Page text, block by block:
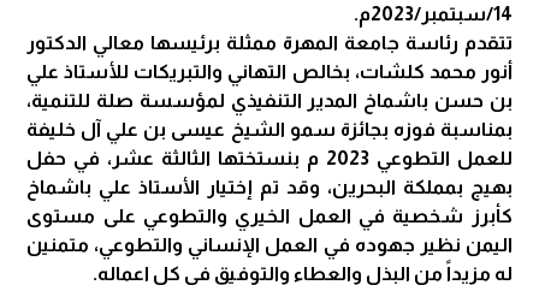
14/سبتمبر/2023م.
تتقدم رئاسة جامعة المهرة ممثلة برئيسها معالي الدكتور
أنور محمد كلشات، بخالص التهاني والتبريكات للأستاذ علي
بن حسن باشماخ المدير التنفيذي لمؤسسة صلة للتنمية،
بمناسبة فوزه بجائزة سمو الشيخ عيسى بن علي آل خليفة
للعمل التطوعي 2023 م بنستختها الثالثة عشر، في حفل
بهيج بمملكة البحرين، وقد تم إختيار الأستاذ علي باشماخ
كأبرز شخصية في العمل الخيري والتطوعي على مستوى
اليمن نظير جهوده في العمل الإنساني والتطوعي، متمنين
له مزيداً من البذل والعطاء والتوفيق في كل اعماله.